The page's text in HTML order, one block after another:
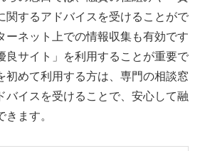
関するアドバイスを受けることがで
ーネット上での情報収集も有効です
良サイト」を利用することが重要で
初めて利用する方は、専門の相談窓
バイスを受けることで、安心して融
ます。